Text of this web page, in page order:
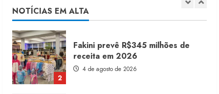
NOTÍCIAS EM ALTA
2
3
Projeto testa passaporte digital na
moda nacional
4 de agosto de 2026